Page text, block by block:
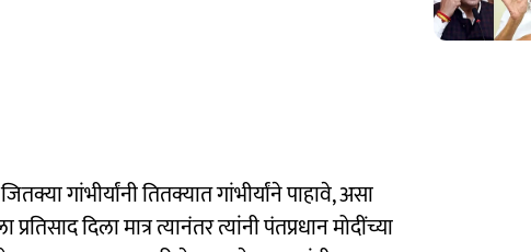
गांभीर्यांनी तितक्यात गांभीर्यांने पाहावे, असा
दिला मात्र त्यानंतर त्यांनी पंतप्रधान मोदींच्या